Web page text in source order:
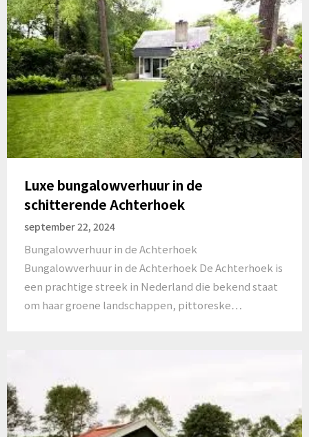
Luxe bungalowverhuur in de
schitterende Achterhoek
september 22, 2024
Bungalowverhuur in de Achterhoek
Bungalowverhuur in de Achterhoek De Achterhoek is
een prachtige streek in Nederland die bekend staat
om haar groene landschappen, pittoreske…